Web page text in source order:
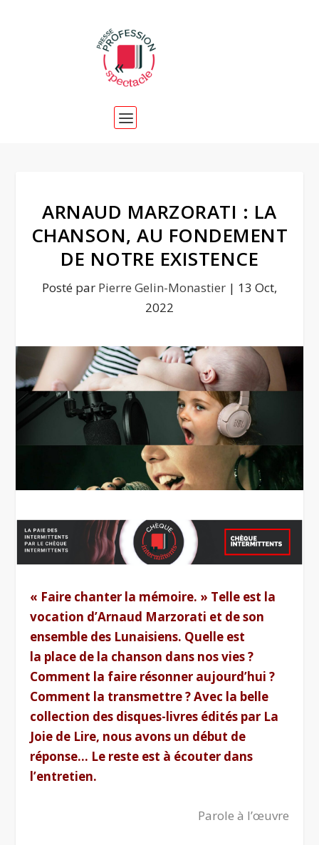
ARNAUD MARZORATI : LA
CHANSON, AU FONDEMENT
DE NOTRE EXISTENCE
Posté par Pierre Gelin-Monastier | 13 Oct,
2022
« Faire chanter la mémoire. » Telle est la
vocation d’Arnaud Marzorati et de son
ensemble des Lunaisiens. Quelle est
la place de la chanson dans nos vies ?
Comment la faire résonner aujourd’hui ?
Comment la transmettre ? Avec la belle
collection des disques-livres édités par La
Joie de Lire, nous avons un début de
réponse… Le reste est à écouter dans
l’entretien.
Parole à l’œuvre